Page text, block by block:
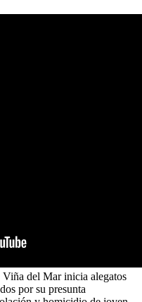
del Mar inicia alegatos
por su presunta